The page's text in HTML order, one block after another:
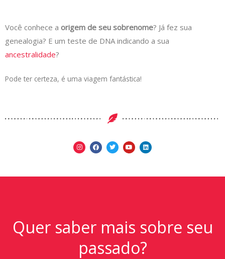
Você conhece a origem de seu sobrenome? Já fez sua
genealogia? E um teste de DNA indicando a sua
ancestralidade?
Pode ter certeza, é uma viagem fantástica!
Quer saber mais sobre seu
passado?